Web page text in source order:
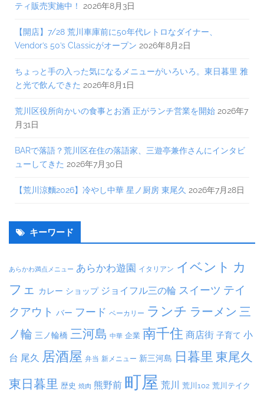
ティ販売実施中！
2026年8月3日
【開店】7/28 荒川車庫前に50年代レトロなダイナー、
Vendor’s 50’s Classicがオープン 2026年8月2日
ちょっと手の入った気になるメニューがいろいろ。東日暮里 雅
と光で飲んできた 2026年8月1日
荒川区役所向かいの食事とお酒 正がランチ営業を開始 2026年7
月31日
BARで落語？荒川区在住の落語家、三遊亭兼作さんにインタビ
ューしてきた 2026年7月30日
【荒川涼麵2026】冷やし中華 星ノ厨房 東尾久 2026年7月28日
キーワード
あらかわ満点メニュー あらかわ遊園 イタリアン イベント カ
フェ カレー ショップ ジョイフル三の輪 スイーツ テイ
クアウト バー フード ベーカリー ランチ ラーメン 三
ノ輪 三ノ輪橋 三河島 中華 企業 南千住 商店街 子育て 小
台 尾久 居酒屋 弁当 新メニュー 新三河島 日暮里 東尾久
東日暮里 歴史 焼肉 熊野前 町屋 荒川 荒川102 荒川テイク